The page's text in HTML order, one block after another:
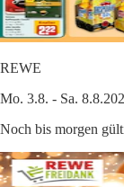
REWE
Mo. 3.8. - Sa.
Noch bis morgen